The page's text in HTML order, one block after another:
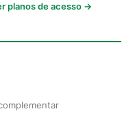
planos de acesso →